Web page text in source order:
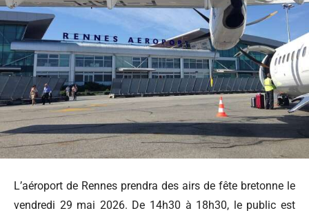
L’aéroport de Rennes prendra des airs de fête bretonne le
vendredi 29 mai 2026. De 14h30 à 18h30, le public est